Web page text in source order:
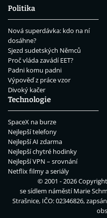
Politika
Nová superdávka: kdo na ní
dosáhne?
Sjezd sudetských Němců
Proč vláda zavádí EET?
Padni komu padni
Výpověď z práce vzor
Divoký kačer
Technologie
SpaceX na burze
Nejlepší telefony
Nejlepší AI zdarma
Nejlepší chytré hodinky
Nejlepší VPN – srovnání
Netflix filmy a seriály
© 2001 - 2026 Copyright
se sídlem náměstí Marie
Strašnice, IČO: 02346826,